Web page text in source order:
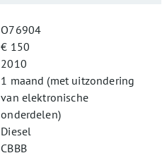
O76904
€ 150
2010
1 maand (met uitzondering
van elektronische
onderdelen)
Diesel
CBBB